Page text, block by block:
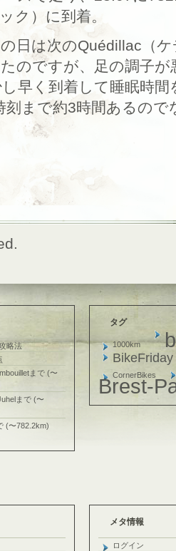
ク）に到着。
日は次のQuédillac（
のですが、足の調子
早く到着して睡眠時
刻まで約3時間あるの
略法
まで (〜
まで (〜
(〜782.2km)
タグ
1000km
BikeFriday
CornerBikes
Brest-
メタ情報
ログイン